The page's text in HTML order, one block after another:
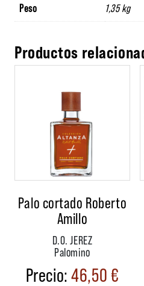
Peso 1,35 kg
Productos
Palo cortado Roberto
Amillo
D.O. JEREZ
Palomino
46,50€